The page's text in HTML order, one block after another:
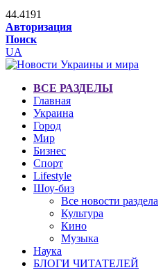
44.4191
Авторизация
Поиск
UA
ВСЕ РАЗДЕЛЫ
Главная
Украина
Город
Мир
Бизнес
Спорт
Lifestyle
Шоу-биз
Все новости раздела
Культура
Кино
Музыка
Наука
БЛОГИ ЧИТАТЕЛЕЙ